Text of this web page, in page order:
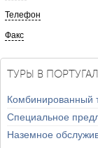
Телефон
Факс
ТУРЫ В
Комбинированный
Специальное
Наземное